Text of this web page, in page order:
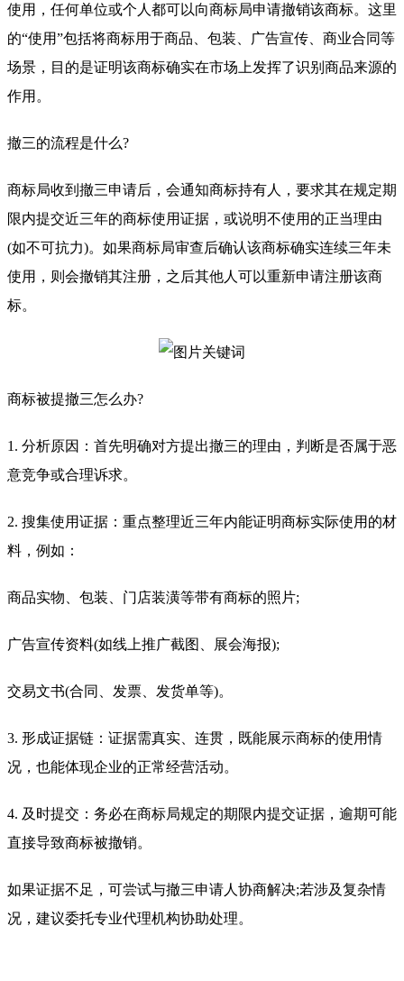
使用，任何单位或个人都可以向商标局申请撤销该商标。这里
的“使用”包括将商标用于商品、包装、广告宣传、商业合同等
场景，目的是证明该商标确实在市场上发挥了识别商品来源的
作用。
撤三的流程是什么?
商标局收到撤三申请后，会通知商标持有人，要求其在规定期
限内提交近三年的商标使用证据，或说明不使用的正当理由
(如不可抗力)。如果商标局审查后确认该商标确实连续三年未
使用，则会撤销其注册，之后其他人可以重新申请注册该商
标。
商标被提撤三怎么办?
1. 分析原因：首先明确对方提出撤三的理由，判断是否属于恶
意竞争或合理诉求。
2. 搜集使用证据：重点整理近三年内能证明商标实际使用的材
料，例如：
商品实物、包装、门店装潢等带有商标的照片;
广告宣传资料(如线上推广截图、展会海报);
交易文书(合同、发票、发货单等)。
3. 形成证据链：证据需真实、连贯，既能展示商标的使用情
况，也能体现企业的正常经营活动。
4. 及时提交：务必在商标局规定的期限内提交证据，逾期可能
直接导致商标被撤销。
如果证据不足，可尝试与撤三申请人协商解决;若涉及复杂情
况，建议委托专业代理机构协助处理。